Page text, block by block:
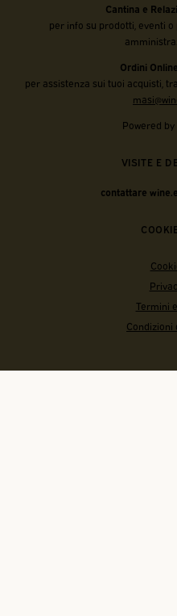
Cantina e
per info su prodotti, eventi
Ordini
per assistenza sui tuoi acquisti,
Powered
VISITE E
contattare
Termini
Condizioni